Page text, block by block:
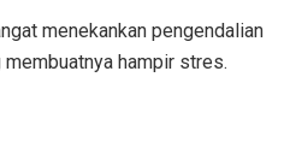
menekankan pengendalian
membuatnya hampir stres.